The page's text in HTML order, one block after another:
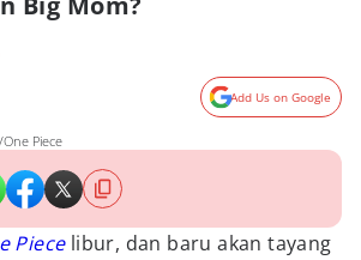
Add Us on Google
Piece
Piece libur, dan baru akan tayang